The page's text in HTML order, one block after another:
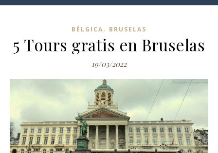
BÉLGICA, BRUSELAS
5 Tours gratis en Bruselas
19/03/2022